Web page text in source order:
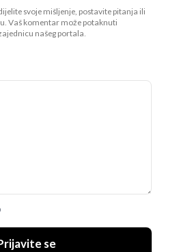
svoje mišljenje, postavite pitanja ili
Vaš komentar može potaknuti
našeg portala.
se